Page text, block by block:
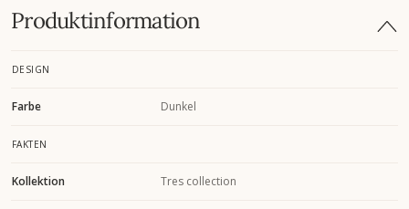
Produktinformation
DESIGN
Farbe Dunkel
FAKTEN
Kollektion Tres collection